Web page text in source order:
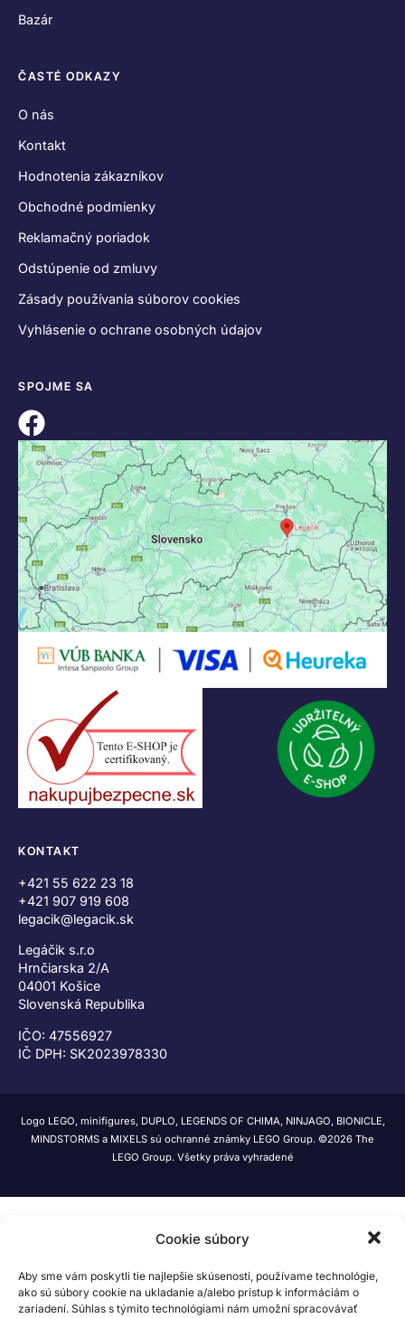
Cookie súbory
Aby sme vám poskytli tie najlepšie skúsenosti, používame technológie,
ako sú súbory cookie na ukladanie a/alebo prístup k informáciám o
zariadení. Súhlas s týmito technológiami nám umožní spracovávať
Bazár
ČASTÉ ODKAZY
O nás
Kontakt
Hodnotenia zákazníkov
Obchodné podmienky
Reklamačný poriadok
Odstúpenie od zmluvy
Zásady používania súborov cookies
Vyhlásenie o ochrane osobných údajov
SPOJME SA
KONTAKT
+421 55 622 23 18
+421 907 919 608
legacik@legacik.sk
Legáčik s.r.o
Hrnčiarska 2/A
04001 Košice
Slovenská Republika
IČO: 47556927
IČ DPH: SK2023978330
Logo LEGO, minifigures, DUPLO, LEGENDS OF CHIMA, NINJAGO, BIONICLE,
MINDSTORMS a MIXELS sú ochranné známky LEGO Group. ©2026 The
LEGO Group. Všetky práva vyhradené